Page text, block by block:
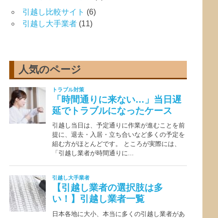
引越し比較サイト (6)
引越し大手業者 (11)
人気のページ